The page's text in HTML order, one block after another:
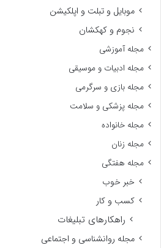
موبایل و تبلت و اپلکیشن
نجوم و کهکشان
مجله آموزشی
مجله ادبیات و موسیقی
مجله بازی و سرگرمی
مجله پزشکی و سلامت
مجله خانواده
مجله زنان
مجله هفتگی
خبر خوب
کسب و کار
راهکارهای تبلیغات
مجله روانشناسی و اجتماعی